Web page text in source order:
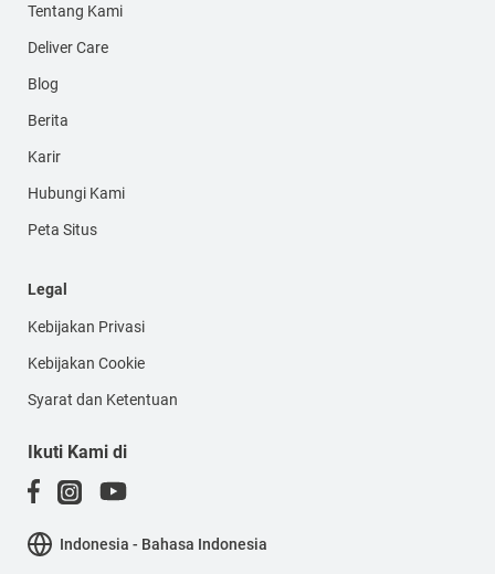
Tentang Kami
Deliver Care
Blog
Berita
Karir
Hubungi Kami
Peta Situs
Legal
Kebijakan Privasi
Kebijakan Cookie
Syarat dan Ketentuan
Ikuti Kami di
Indonesia - Bahasa Indonesia